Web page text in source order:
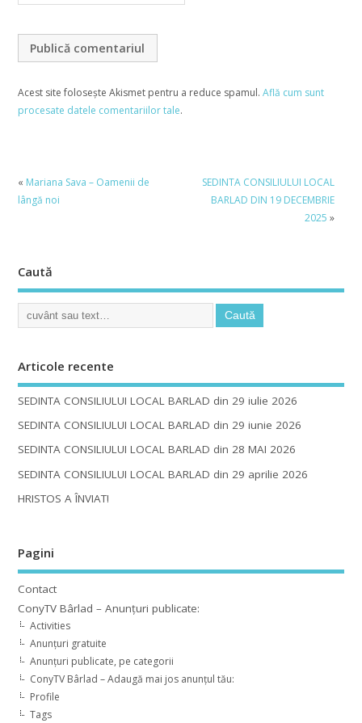
Acest site folosește Akismet pentru a reduce spamul. Află cum sunt
procesate datele comentariilor tale.
« Mariana Sava – Oamenii de
lângă noi
SEDINTA CONSILIULUI LOCAL
BARLAD DIN 19 DECEMBRIE
2025 »
Caută
Articole recente
SEDINTA CONSILIULUI LOCAL BARLAD din 29 iulie 2026
SEDINTA CONSILIULUI LOCAL BARLAD din 29 iunie 2026
SEDINTA CONSILIULUI LOCAL BARLAD din 28 MAI 2026
SEDINTA CONSILIULUI LOCAL BARLAD din 29 aprilie 2026
HRISTOS A ÎNVIAT!
Pagini
Contact
ConyTV Bârlad – Anunțuri publicate:
Activities
Anunțuri gratuite
Anunțuri publicate, pe categorii
ConyTV Bârlad – Adaugă mai jos anunțul tău:
Profile
Tags